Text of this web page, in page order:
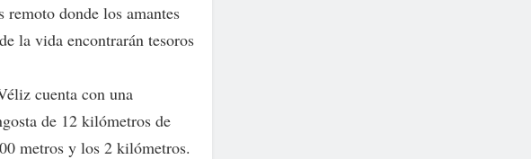
remoto donde los amantes
la vida encontrarán tesoros
cuenta con una
de 12 kilómetros de
metros y los 2 kilómetros.